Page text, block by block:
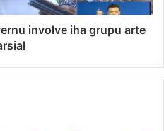
involve iha grupu arte